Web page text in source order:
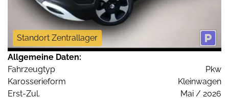
Standort Zentrallager
Allgemeine Daten:
Fahrzeugtyp
Pkw
Karosserieform
Kleinwagen
Erst-Zul.
Mai / 2026